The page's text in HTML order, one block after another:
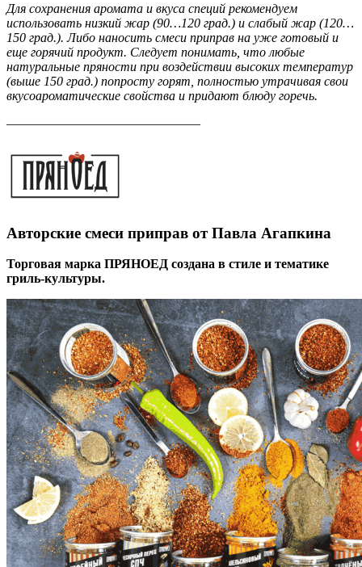
Для сохранения аромата и вкуса специй рекомендуем
использовать низкий жар (90…120 град.) и слабый жар (120…
150 град.). Либо наносить смеси приправ на уже готовый и
еще горячий продукт. Следует понимать, что любые
натуральные пряности при воздействии высоких температур
(выше 150 град.) попросту горят, полностью утрачивая свои
вкусоароматические свойства и придают блюду горечь.
———————————————
Авторские смеси приправ от Павла Агапкина
Торговая марка ПРЯНОЕД создана в стиле и тематике
гриль-культуры.